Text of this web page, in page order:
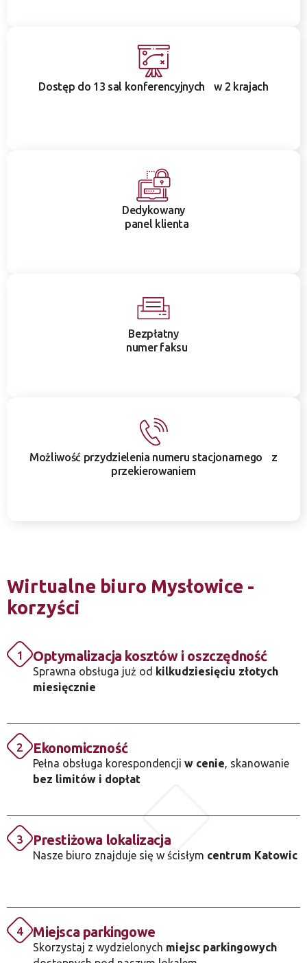
Dostęp do 13 sal konferencyjnych w 2 krajach
Dedykowany
panel klienta
Bezpłatny
numer faksu
Możliwość przydzielenia numeru stacjonarnego z
przekierowaniem
Wirtualne biuro Mysłowice -
korzyści
1 Optymalizacja kosztów i oszczędność
Sprawna obsługa już od kilkudziesięciu złotych
miesięcznie
2 Ekonomiczność
Pełna obsługa korespondencji w cenie, skanowanie
bez limitów i dopłat
3 Prestiżowa lokalizacja
Nasze biuro znajduje się w ścisłym centrum Katowic
4 Miejsca parkingowe
Skorzystaj z wydzielonych miejsc parkingowych